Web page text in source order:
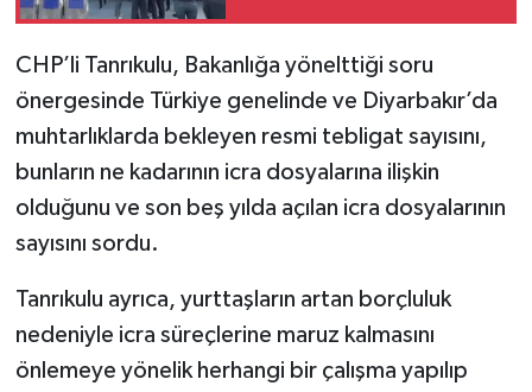
CHP’li Tanrıkulu, Bakanlığa yönelttiği soru
önergesinde Türkiye genelinde ve Diyarbakır’da
muhtarlıklarda bekleyen resmi tebligat sayısını,
bunların ne kadarının icra dosyalarına ilişkin
olduğunu ve son beş yılda açılan icra dosyalarının
sayısını sordu.
Tanrıkulu ayrıca, yurttaşların artan borçluluk
nedeniyle icra süreçlerine maruz kalmasını
önlemeye yönelik herhangi bir çalışma yapılıp